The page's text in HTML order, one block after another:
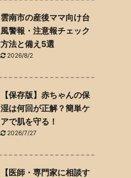
雲南市の産後ママ向け台
風警報・注意報チェック
方法と備え5選
2026/8/2
【保存版】赤ちゃんの保
湿は何回が正解？簡単ケ
アで肌を守る！
2026/7/27
【医師・専門家に相談す